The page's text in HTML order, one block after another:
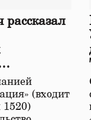
моста
(входит
1520)